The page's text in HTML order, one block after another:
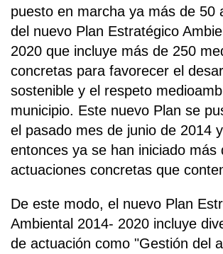
puesto en marcha ya más de 50
del nuevo Plan Estratégico
2020 que incluye más de 250
concretas para favorecer el
sostenible y el respeto
municipio. Este nuevo Plan se
el pasado mes de junio de 2014
entonces ya se han iniciado más
actuaciones concretas que
De este modo, el nuevo Plan
Ambiental 2014- 2020 incluye
de actuación como "Gestión del